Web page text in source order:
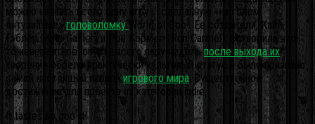
можно назвать всего одну игру – сделанную «на голом
энтузиазме» головоломку World of Goo . Ее создатели, Кайл
Гэблер (Kyle Gabler) и Рон Кэрмел (Ron Carmel), сотворили что-
то невероятное: спустя всего пару недельпосле выхода их
творение обрело практически культовый статус и было признано
самой настоящей иконойигрового мира Существенное
достижение для проекта из категории indie.
It tastes so goo-d!